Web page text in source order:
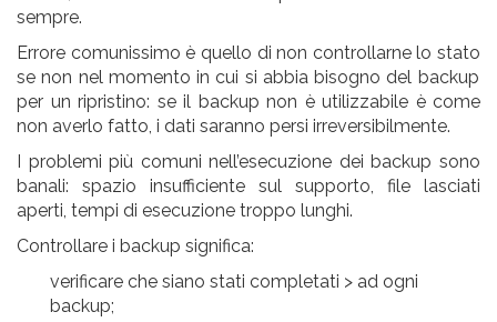
sempre.
Errore comunissimo è quello dinon controllarne lo stato
se non nel momento in cui si abbia bisogno del backup
per un ripristino: se il backup non è utilizzabile è come
non averlo fatto, i dati saranno persi irreversibilmente.
I problemi più comuni nell’esecuzione dei backup sono
banali: spazio insufficiente sul supporto, file lasciati
aperti, tempi di esecuzione troppo lunghi.
Controllare i backup significa:
verificare che siano stati completati > ad ogni
backup;